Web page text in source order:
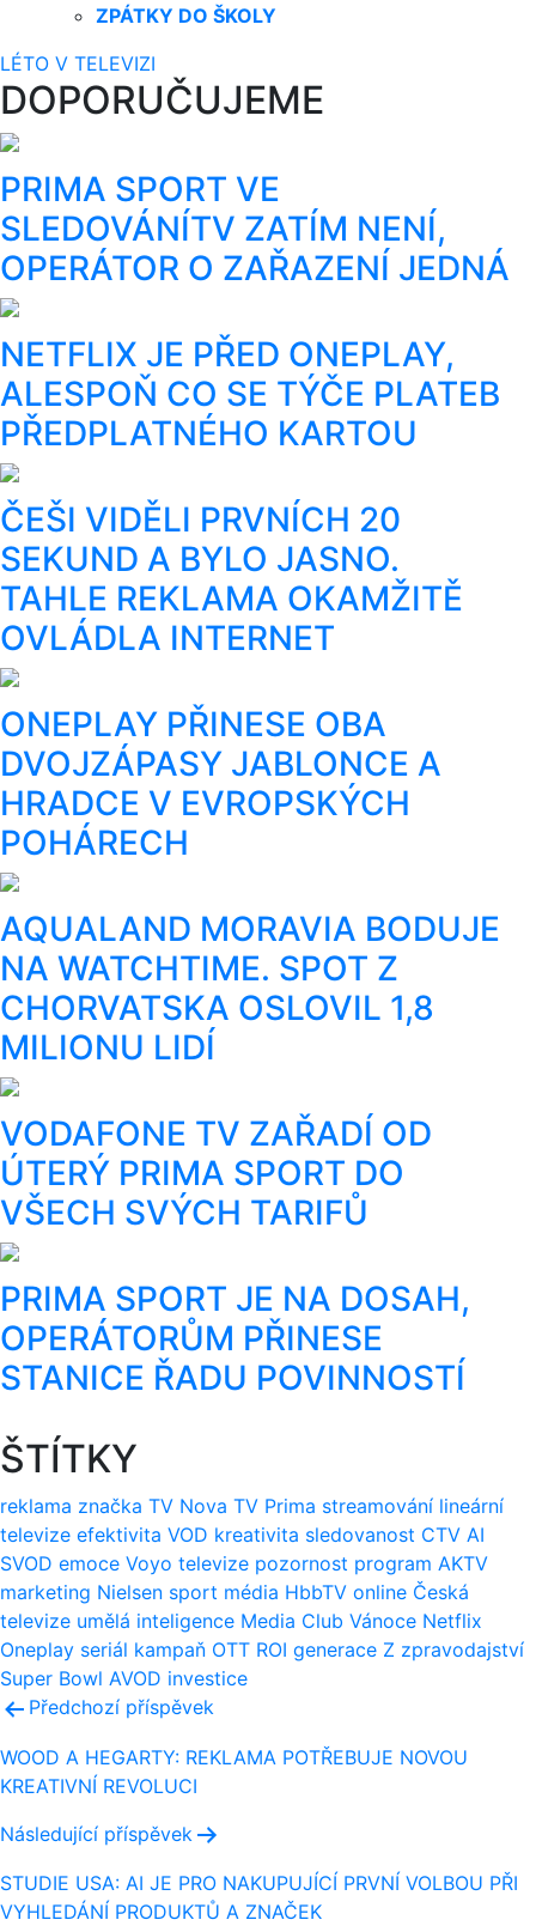
ZPÁTKY DO ŠKOLY
LÉTO V TELEVIZI
DOPORUČUJEME
PRIMA SPORT VE
SLEDOVÁNÍTV ZATÍM NENÍ,
OPERÁTOR O ZAŘAZENÍ JEDNÁ
NETFLIX JE PŘED ONEPLAY,
ALESPOŇ CO SE TÝČE PLATEB
PŘEDPLATNÉHO KARTOU
ČEŠI VIDĚLI PRVNÍCH 20
SEKUND A BYLO JASNO.
TAHLE REKLAMA OKAMŽITĚ
OVLÁDLA INTERNET
ONEPLAY PŘINESE OBA
DVOJZÁPASY JABLONCE A
HRADCE V EVROPSKÝCH
POHÁRECH
AQUALAND MORAVIA BODUJE
NA WATCHTIME. SPOT Z
CHORVATSKA OSLOVIL 1,8
MILIONU LIDÍ
VODAFONE TV ZAŘADÍ OD
ÚTERÝ PRIMA SPORT DO
VŠECH SVÝCH TARIFŮ
PRIMA SPORT JE NA DOSAH,
OPERÁTORŮM PŘINESE
STANICE ŘADU POVINNOSTÍ
ŠTÍTKY
reklama značka TV Nova TV Prima streamování lineární
televize efektivita VOD kreativita sledovanost CTV AI
SVOD emoce Voyo televize pozornost program AKTV
marketing Nielsen sport média HbbTV online Česká
televize umělá inteligence Media Club Vánoce Netflix
Oneplay seriál kampaň OTT ROI generace Z zpravodajství
Super Bowl AVOD investice
Navigace
pro
příspěvek
Předchozí příspěvek
WOOD A HEGARTY: REKLAMA POTŘEBUJE NOVOU
KREATIVNÍ REVOLUCI
Následující příspěvek
STUDIE USA: AI JE PRO NAKUPUJÍCÍ PRVNÍ VOLBOU PŘI
VYHLEDÁNÍ PRODUKTŮ A ZNAČEK